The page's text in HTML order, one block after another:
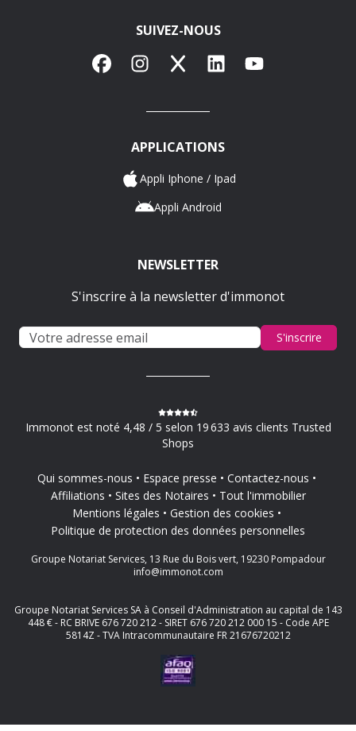
SUIVEZ-NOUS
FacebookInstagram
X LinkedInYouTube
APPLICATIONS
Appli Iphone / Ipad
Appli Android
NEWSLETTER
S'inscrire à la newsletter d'immonot
S'inscrire
Immonot est noté 4,48 / 5 selon 19 633 avis clients Trusted
Shops
Qui sommes-nous Espace presse
Contactez-nous
Affiliations
Sites des Notaires
Tout l'immobilier
Mentions légales
Gestion des cookies
Politique de protection des données personnelles
Groupe Notariat Services, 13 Rue du Bois vert, 19230 Pompadour
info@immonot.com
Groupe Notariat Services SA à Conseil d'Administration au capital de 143
448 € - RC BRIVE 676 720 212 - SIRET 676 720 212 000 15 - Code APE
5814Z - TVA Intracommunautaire FR 21676720212